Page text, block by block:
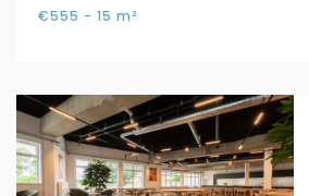
€555 - 15 m²